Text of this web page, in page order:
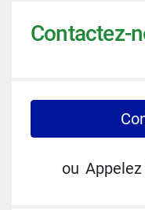
Contactez-
ou Appelez